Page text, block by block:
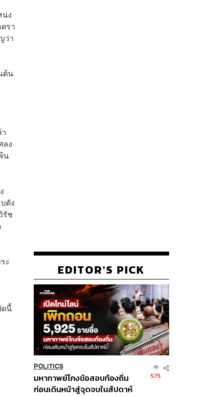
ง
รา
ว่า
ต้น
ลง
น
ดัง
รัช
ะ
ดนี้
EDITOR'S PICK
POLITICS
มหากาพย์โกงข้อสอบท้องถิ่น
ก่อนเดินหน้าสู่จุดจบในสัปดาห์
575